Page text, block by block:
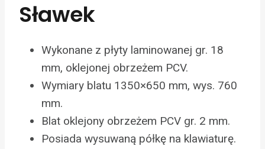
Sławek
Wykonane z płyty laminowanej gr. 18
mm, oklejonej obrzeżem PCV.
Wymiary blatu 1350×650 mm, wys. 760
mm.
Blat oklejony obrzeżem PCV gr. 2 mm.
Posiada wysuwaną półkę na klawiaturę.